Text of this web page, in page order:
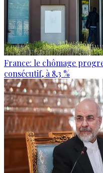
France: le chômage
consécutif, à 8,3 %